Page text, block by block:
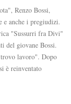
Renzo Bossi,
e anche i pregiudizi.
"Sussurri fra Divi"
del giovane Bossi.
trovo lavoro". Dopo
è reinventato